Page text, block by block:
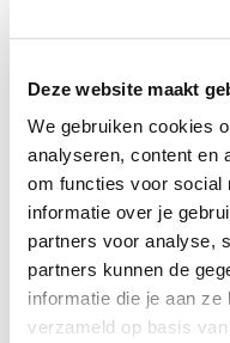
Deze website maakt
We gebruiken cookies
analyseren, content en
om functies voor social
informatie over je
partners voor analyse,
partners kunnen de
informatie die je aan
verzameld op basis
Wil je weten wat de
product betekent
Mijn Eetmeterkun je
eet en drinkt. Dit
hoeveel energie en
binnenkrijgt.